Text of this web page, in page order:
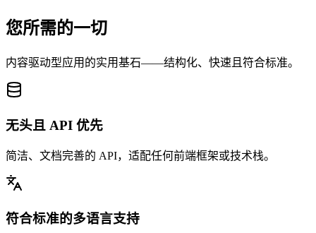
您所需的一切
内容驱动型应用的实用基石——结构化、快速且符合标准。
无头且 API 优先
简洁、文档完善的 API，适配任何前端框架或技术栈。
符合标准的多语言支持